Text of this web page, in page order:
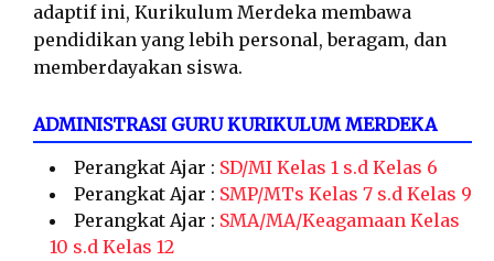
adaptif ini, Kurikulum Merdeka membawa
pendidikan yang lebih personal, beragam, dan
memberdayakan siswa.
ADMINISTRASI GURU KURIKULUM MERDEKA
Perangkat Ajar : SD/MI Kelas 1 s.d Kelas 6
Perangkat Ajar : SMP/MTs Kelas 7 s.d Kelas 9
Perangkat Ajar : SMA/MA/Keagamaan Kelas
10 s.d Kelas 12